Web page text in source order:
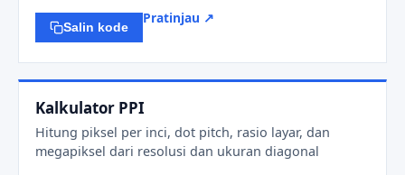
Salin kode
Pratinjau ↗
Kalkulator PPI
Hitung piksel per inci, dot pitch, rasio layar, dan
megapiksel dari resolusi dan ukuran diagonal